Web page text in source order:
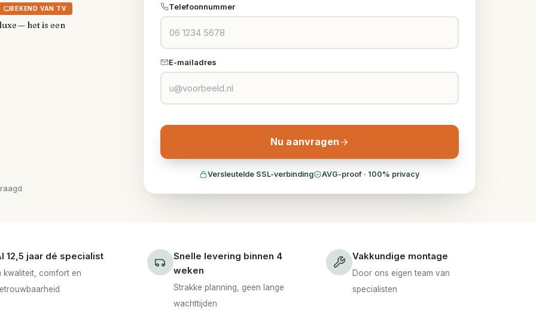
BEKEND VAN TV
— het is een
Telefoonnummer
E-mailadres
Nu aanvragen
Versleutelde SSL-verbinding AVG-proof · 100% privacy
12,5 jaar dé specialist
kwaliteit, comfort en
Snelle levering binnen 4
weken
Strakke planning, geen lange
wachttijden
Vakkundige montage
Door ons eigen team van
specialisten